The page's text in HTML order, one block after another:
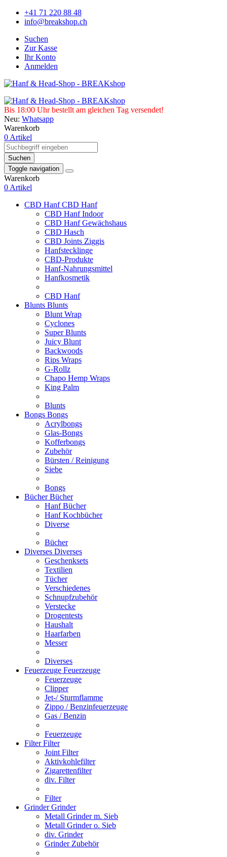
+41 71 220 88 48
info@breakshop.ch
Suchen
Zur Kasse
Ihr Konto
Anmelden
Bis 18:00 Uhr bestellt am gleichen Tag versendet!
Neu: Whatsapp
Warenkorb
0 Artikel
Suchen
Toggle navigation
Warenkorb
0 Artikel
CBD HanfCBD Hanf
CBD Hanf Indoor
CBD Hanf Gewächshaus
CBD Hasch
CBD Joints Ziggis
Hanfstecklinge
CBD-Produkte
Hanf-Nahrungsmittel
Hanfkosmetik
CBD Hanf
Blunts Blunts
Blunt Wrap
Cyclones
Super Blunts
Juicy Blunt
Backwoods
Rips Wraps
G-Rollz
Chapo Hemp Wraps
King Palm
Blunts
Bongs Bongs
Acrylbongs
Glas-Bongs
Kofferbongs
Zubehör
Bürsten / Reinigung
Siebe
Bongs
BücherBücher
Hanf Bücher
Hanf Kochbücher
Diverse
Bücher
Diverses Diverses
Geschenksets
Textilien
Tücher
Verschiedenes
Schnupfzubehör
Verstecke
Drogentests
Haushalt
Haarfarben
Messer
Diverses
Feuerzeuge Feuerzeuge
Feuerzeuge
Clipper
Jet-/ Sturmflamme
Zippo / Benzinfeuerzeuge
Gas / Benzin
Feuerzeuge
FilterFilter
Joint Filter
Aktivkohlefilter
Zigarettenfilter
div. Filter
Filter
GrinderGrinder
Metall Grinder m. Sieb
Metall Grinder o. Sieb
div. Grinder
Grinder Zubehör